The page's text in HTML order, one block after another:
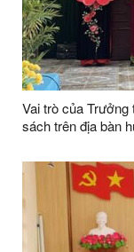
Vai trò của
sách trên địa bàn